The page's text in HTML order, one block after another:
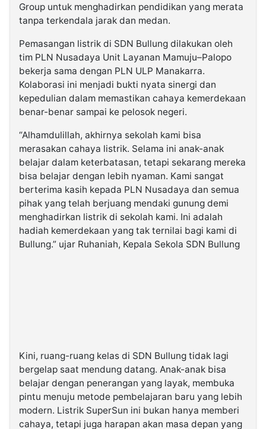
Group untuk menghadirkan pendidikan yang merata
tanpa terkendala jarak dan medan.
Pemasangan listrik di SDN Bullung dilakukan oleh
tim PLN Nusadaya Unit Layanan Mamuju–Palopo
bekerja sama dengan PLN ULP Manakarra.
Kolaborasi ini menjadi bukti nyata sinergi dan
kepedulian dalam memastikan cahaya kemerdekaan
benar-benar sampai ke pelosok negeri.
“Alhamdulillah, akhirnya sekolah kami bisa
merasakan cahaya listrik. Selama ini anak-anak
belajar dalam keterbatasan, tetapi sekarang mereka
bisa belajar dengan lebih nyaman. Kami sangat
berterima kasih kepada PLN Nusadaya dan semua
pihak yang telah berjuang mendaki gunung demi
menghadirkan listrik di sekolah kami. Ini adalah
hadiah kemerdekaan yang tak ternilai bagi kami di
Bullung.” ujar Ruhaniah, Kepala Sekola SDN Bullung
Kini, ruang-ruang kelas di SDN Bullung tidak lagi
bergelap saat mendung datang. Anak-anak bisa
belajar dengan penerangan yang layak, membuka
pintu menuju metode pembelajaran baru yang lebih
modern. Listrik SuperSun ini bukan hanya memberi
cahaya, tetapi juga harapan akan masa depan yang